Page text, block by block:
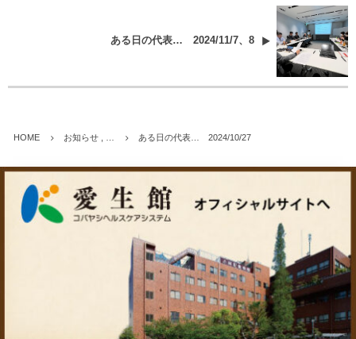
ある日の代表… 2024/11/7、8
HOME お知らせ , … ある日の代表… 2024/10/27